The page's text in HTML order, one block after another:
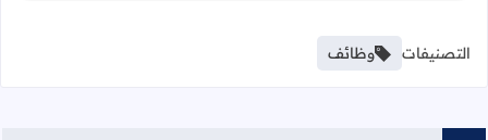
التصنيفات وظائف